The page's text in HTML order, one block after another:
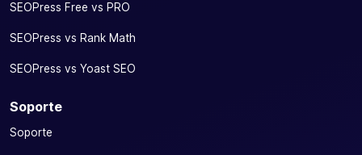
SEOPress Free vs PRO
SEOPress vs Rank Math
SEOPress vs Yoast SEO
Soporte
Soporte